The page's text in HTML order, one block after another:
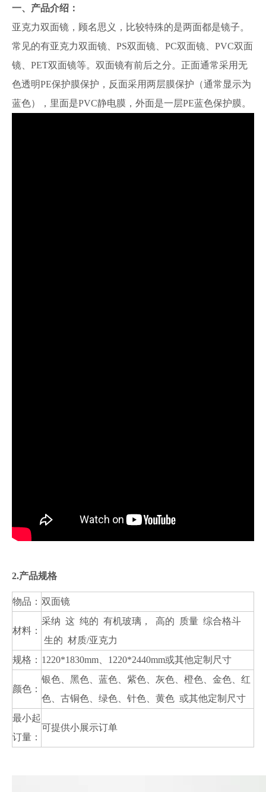
一、产品介绍：
亚克力双面镜，顾名思义，比较特殊的是两面都是镜子。
常见的有亚克力双面镜、PS双面镜、PC双面镜、PVC双面
镜、PET双面镜等。双面镜有前后之分。正面通常采用无
色透明PE保护膜保护，反面采用两层膜保护（通常显示为
蓝色），里面是PVC静电膜，外面是一层PE蓝色保护膜。
2.产品规格
物品： 双面镜
材料：
采纳 这 纯的 有机玻璃， 高的 质量 综合格斗
生的 材质/亚克力
规格： 1220*1830mm、1220*2440mm或其他定制尺寸
颜色：
银色、黑色、蓝色、紫色、灰色、橙色、金色、红
色、古铜色、绿色、针色、黄色 或其他定制尺寸
最小起
订量：
可提供小展示订单